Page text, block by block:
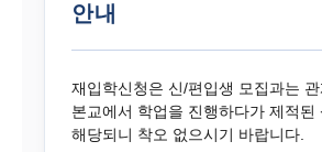
안내
재입학신청은 신/편입생 모집과는 관
본교에서 학업을 진행하다가 제적된
해당되니 착오 없으시기 바랍니다.